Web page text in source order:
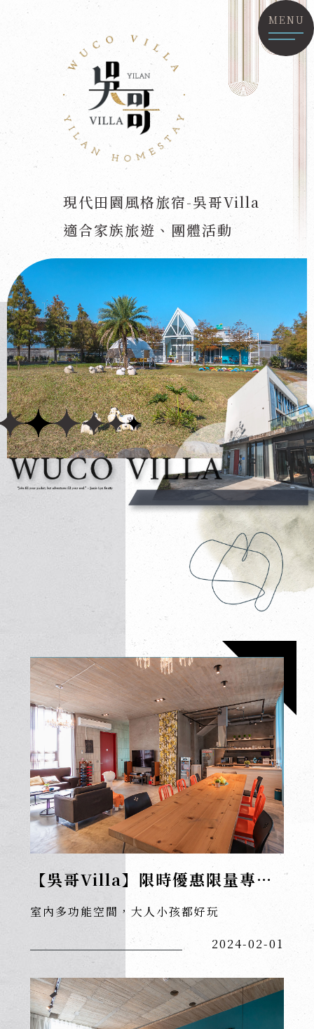
MENU
現代田園風格旅宿-吳哥Villa
適合家族旅遊、團體活動
【吳哥Villa】限時優惠限量專案
室內多功能空間，大人小孩都好玩
2024-02-01